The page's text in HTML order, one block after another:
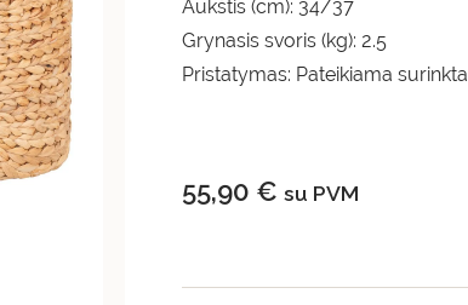
Aukštis (cm): 34/37
Grynasis svoris (kg): 2.5
Pristatymas: Pateikiama surinkta
55,90 € su PVM